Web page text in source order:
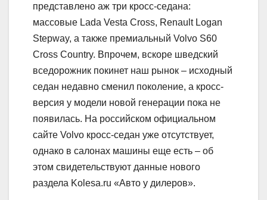
представлено аж три кросс-седана:
массовые Lada Vesta Cross, Renault Logan
Stepway, а также премиальный Volvo S60
Cross Country. Впрочем, вскоре шведский
вседорожник покинет наш рынок – исходный
седан недавно сменил поколение, а кросс-
версия у модели новой генерации пока не
появилась. На российском официальном
сайте Volvo кросс-седан уже отсутствует,
однако в салонах машины еще есть – об
этом свидетельствуют данные нового
раздела Kolesa.ru «Авто у дилеров».